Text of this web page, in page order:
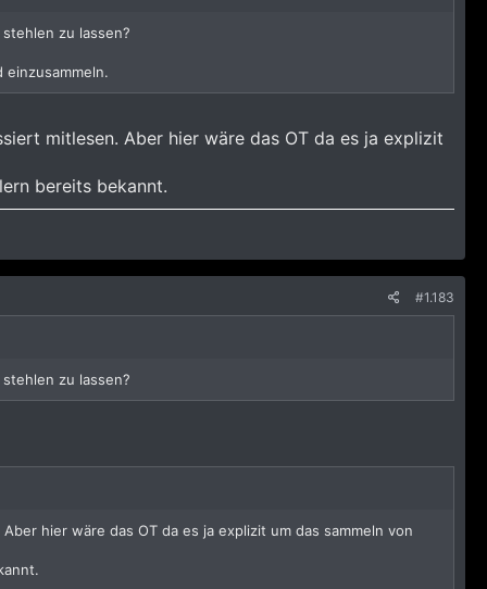
zu lassen?
mitlesen. Aber hier wäre das OT da es ja explizit
bereits bekannt.
#1.183
zu lassen?
hier wäre das OT da es ja explizit um das sammeln von